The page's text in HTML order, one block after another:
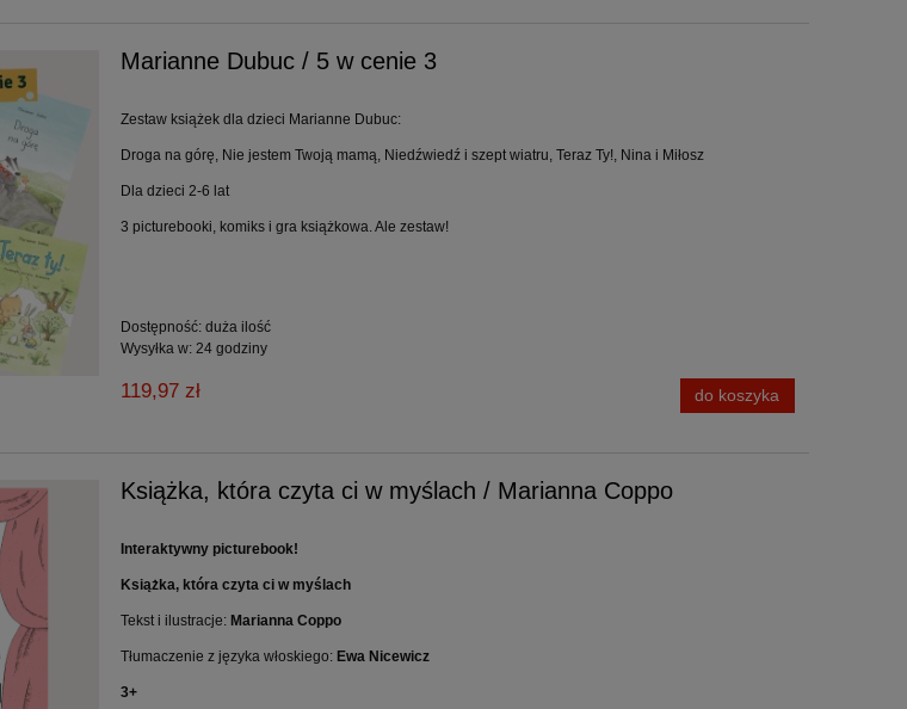
Marianne Dubuc / 5 w cenie 3
Zestaw książek dla dzieci Marianne Dubuc:
Droga na górę, Nie jestem Twoją mamą, Niedźwiedź i szept wiatru, Teraz Ty!, Nina i Miłosz
Dla dzieci 2-6 lat
3 picturebooki, komiks i gra książkowa. Ale zestaw!
Dostępność: duża ilość
Wysyłka w: 24 godziny
119,97 zł do koszyka
Książka, która czyta ci w myślach / Marianna Coppo
Interaktywny picturebook!
Książka, która czyta ci w myślach
Tekst i ilustracje: Marianna Coppo
Tłumaczenie z języka włoskiego: Ewa Nicewicz
3+